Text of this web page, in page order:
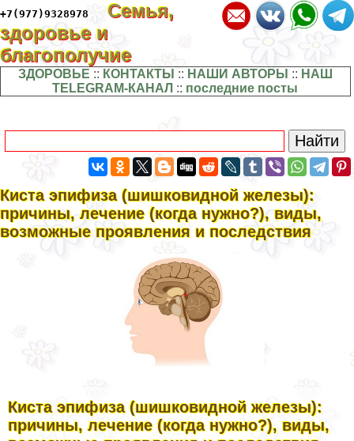
+7(977)9328978
Семья,
здоровье и
благополучие
ЗДОРОВЬЕ :: КОНТАКТЫ :: НАШИ АВТОРЫ :: НАШ
TELEGRAM-КАНАЛ :: последние посты
Киста эпифиза (шишковидной железы):
причины, лечение (когда нужно?), виды,
возможные проявления и последствия
Киста эпифиза (шишковидной железы):
причины, лечение (когда нужно?), виды,